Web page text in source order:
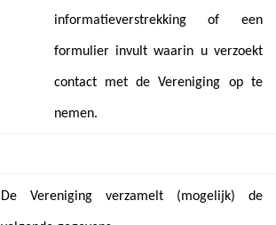
informatieverstrekking of een
formulier invult waarin u verzoekt
contact met de Vereniging op te
nemen.
De Vereniging verzamelt (mogelijk) de